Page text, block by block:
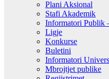
Plani Aksional
Stafi Akademik
Informatori Publik
Ligje
Konkurse
Buletini
Informatori
Mbrojtjet publike